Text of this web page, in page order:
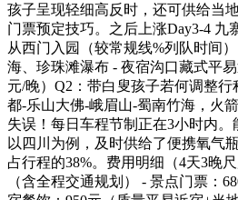
孩子呈现轻细高反时，还可供给当
门票预定技巧。之后上涨Day3-4 九
从西门入园（较常规线%列队时间
海、珍珠滩瀑布 - 夜宿沟口藏式平
元/晚）Q2：带白叟孩子若何调整
都-乐山大佛-峨眉山-蜀南竹海，火
失误！每日车程节制正在3小时内。
以四川为例，及时供给了便携氧气
占行程的38%。费用明细（4天3晚
（含全程交通规划） - 景点门票：